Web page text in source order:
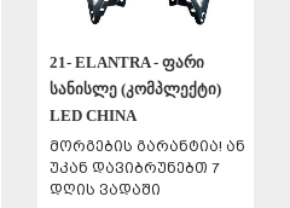
21- ELANTRA - ფარი
სანისლე (კომპლექტი)
LED CHINA
მორგების გარანტია! ან
უკან დავიბრუნებთ 7
დღის ვადაში